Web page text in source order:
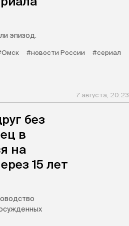
эпизод.
#новости России
#сериал
7 августа, 20:23
без
в
на
15 лет